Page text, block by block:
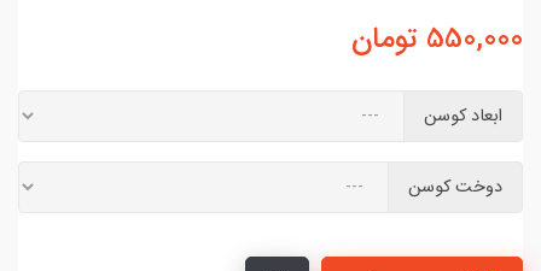
550,000 تومان
ابعاد کوسن
دوخت کوسن